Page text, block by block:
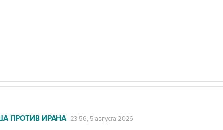
ПРОТИВ ИРАНА 23:56, 5 августа 2026